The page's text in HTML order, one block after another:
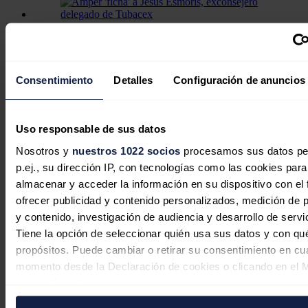
Consentimiento Detalles Configuración de anuncios
Uso responsable de sus datos
Nosotros y nuestros 1022 socios procesamos sus datos
p.ej., su dirección IP, con tecnologías como las cookies para
almacenar y acceder la información en su dispositivo con el
ofrecer publicidad y contenido personalizados, medición de
y contenido, investigación de audiencia y desarrollo de
Tiene la opción de seleccionar quién usa sus datos y con
propósitos. Puede cambiar o retirar su consentimiento en
momento desde la Declaración de cookies o clicando en el
Ampere Energy lanza su plataforma
avanzada para la gestión de
comunidades energéticas inteligentes
De acuerdo con Amper, se trata de un "ambicioso" proyecto que
prevédotar de energía eléctrica a hasta 230 localidades en el
país.
Noticias relacionadas